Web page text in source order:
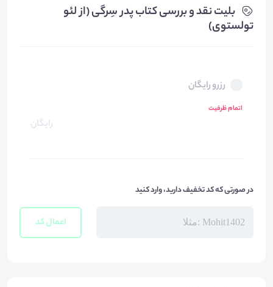
بلیت‌ نقد و بررسی کتاب پدر سِرگی (از لئو
تولستوی)
رزرو رایگان
اتمام ظرفیت
رایگان
در صورتی که کد تخفیف دارید، وارد کنید
اعمال کد